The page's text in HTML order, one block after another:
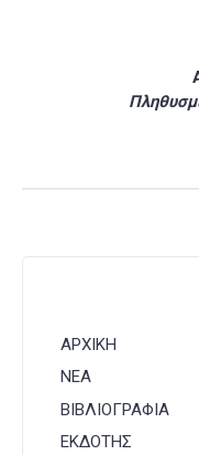
ΑΡΧΙΚΗ
ΝΕΑ
ΒΙΒΛΙΟΓΡΑΦΙΑ
ΕΚΔΟΤΗΣ